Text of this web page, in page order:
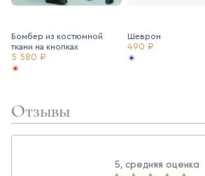
Бомбер из костюмной
ткани на кнопках
5 580 ₽
Шеврон
490 ₽
Отзывы
5, средняя оценка